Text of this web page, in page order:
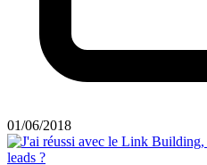
01/06/2018